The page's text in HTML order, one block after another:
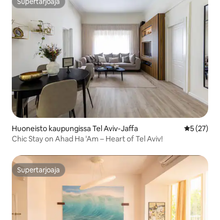
Supertarjoaja
Huoneisto kaupungissa Tel Aviv-Jaffa
5 (27)
Chic Stay on Ahad Ha 'Am – Heart of Tel Aviv!
Supertarjoaja
Supertarjoaja